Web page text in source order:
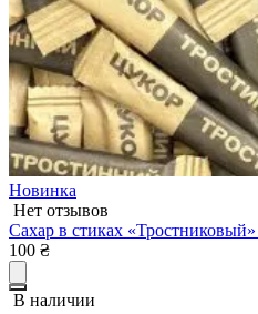
Новинка
Нет отзывов
Сахар в стиках «Тростниковый»
100 ₴
В наличии